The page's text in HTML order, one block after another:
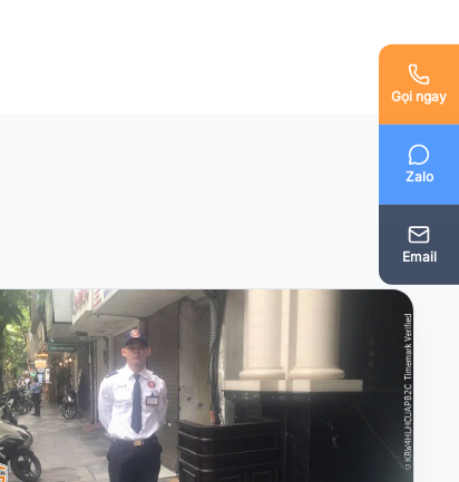
Gọi ngay
Zalo
Email